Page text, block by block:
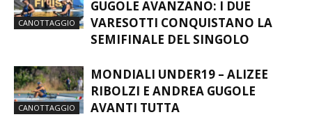
CANOTTAGGIO
GUGOLE AVANZANO: I DUE
VARESOTTI CONQUISTANO LA
SEMIFINALE DEL SINGOLO
CANOTTAGGIO
MONDIALI UNDER19 – ALIZEE
RIBOLZI E ANDREA GUGOLE
AVANTI TUTTA